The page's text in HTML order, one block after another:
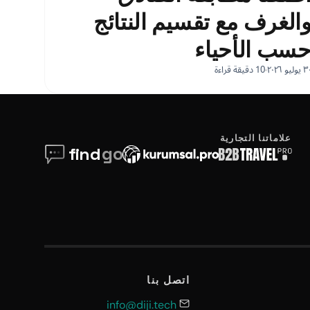
مع تقسيم النتائج
حسب الأحياء
٣٠ يوليو ٢٠٢٦ 10 دقيقة قراءة
علاماتنا التجارية
اتصل بنا
info@diji.tech